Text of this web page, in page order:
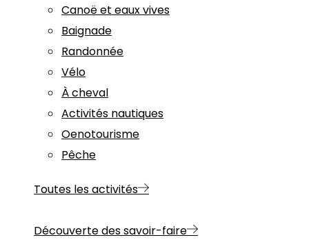
Canoë et eaux vives
Baignade
Randonnée
Vélo
À cheval
Activités nautiques
Oenotourisme
Pêche
Toutes les activités
Découverte des savoir-faire